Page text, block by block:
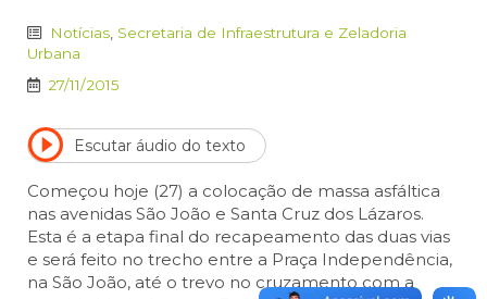
Notícias Secretaria de Infraestrutura e Zeladoria
Urbana
27/11/2015
Escutar áudio do texto
Começou hoje (27) a colocação de massa asfáltica
nas avenidas São João e Santa Cruz dos Lázaros.
Esta é a etapa final do recapeamento das duas vias
e será feito no trecho entre a Praça Independência,
na São João, até o trevo no cruzamento com a